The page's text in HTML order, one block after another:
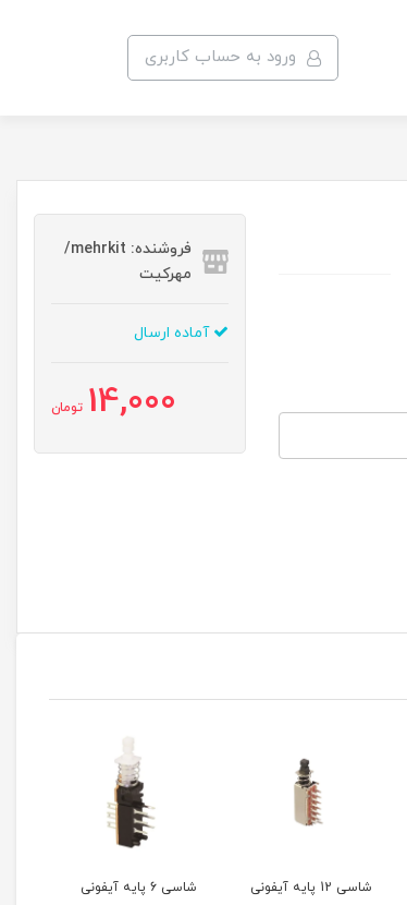
ورود به حساب کاربری
فروشنده: mehrkit/
مهرکیت
آماده ارسال
14,000 تومان
شاسی 6 پایه آیفونی
شاسی قطع کن تلفن